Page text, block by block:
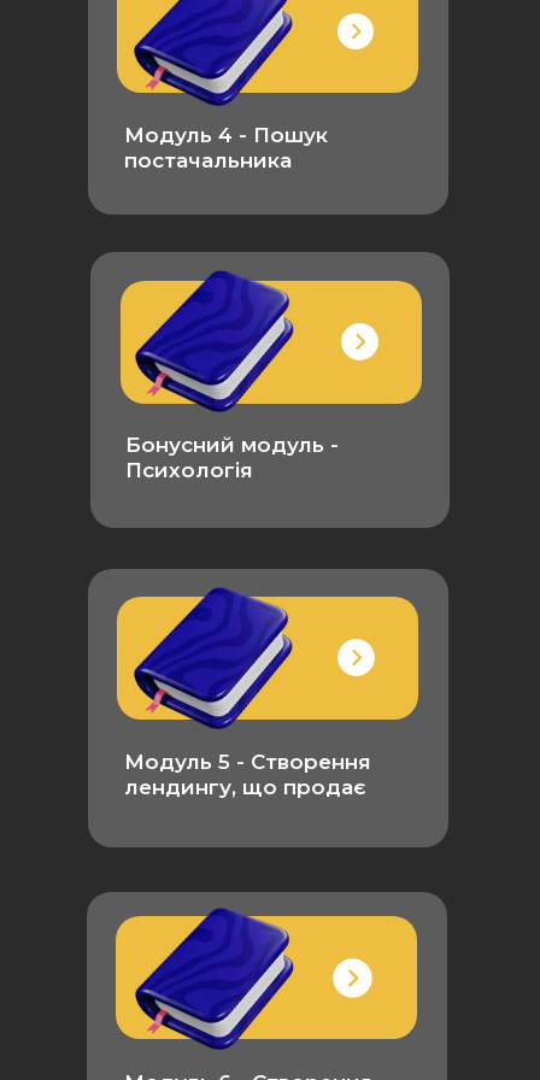
Модуль 4 - Пошук
постачальника
Модуль 5 - Створення
лендингу, що продає
Бонусний модуль -
Психологія